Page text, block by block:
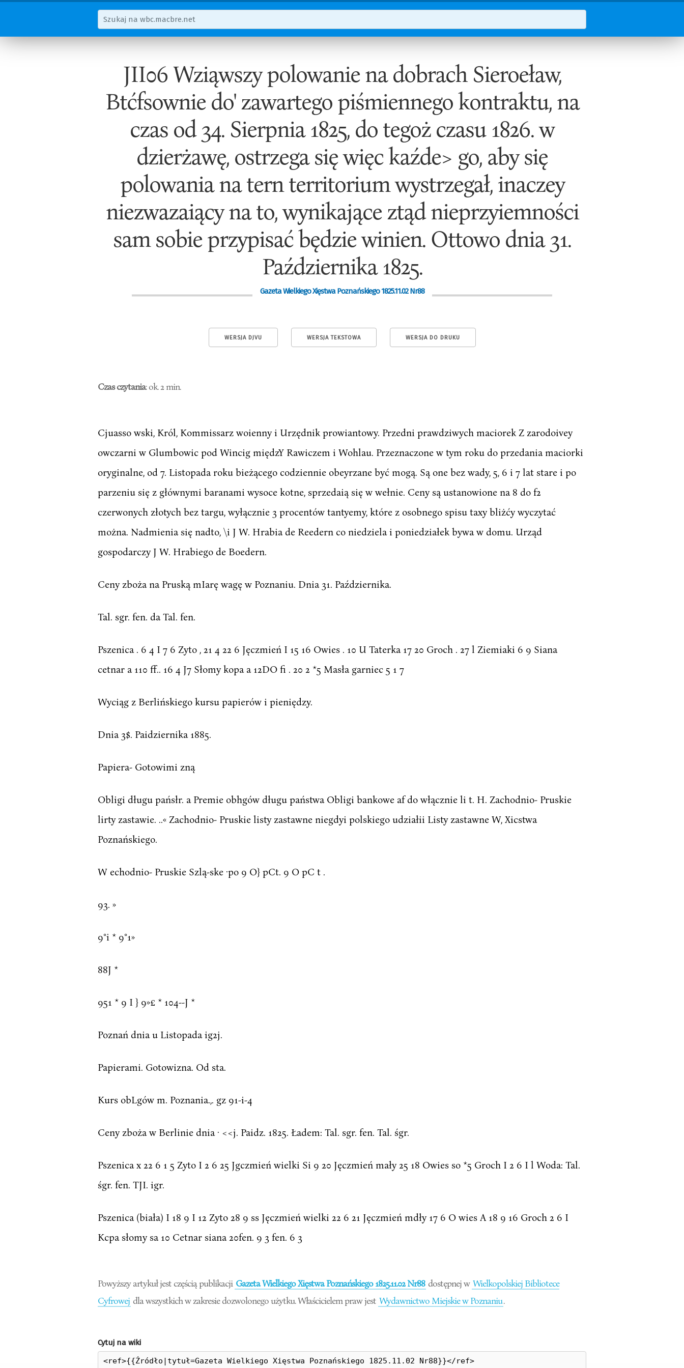
JII06 Wziąwszy polowanie na dobrach Sieroeław,
Btćfsownie do' zawartego piśmiennego kontraktu, na
czas od 34. Sierpnia 1825, do tegoż czasu 1826. w
dzierżawę, ostrzega się więc kaźde> go, aby się
polowania na tern territorium wystrzegał, inaczey
niezwazaiący na to, wynikające ztąd nieprzyiemności
sam sobie przypisać będzie winien. Ottowo dnia 31.
Października 1825.
Gazeta Wielkiego Xięstwa Poznańskiego 1825.11.02 Nr88
WERSJA DJVU WERSJA TEKSTOWA WERSJA DO DRUKU
Czas czytania: ok. 2 min.
Cjuasso wski, Król, Kommissarz woienny i Urzędnik prowiantowy. Przedni prawdziwych maciorek Z zarodoivey
owczarni w Glumbowic pod Wincig międzY Rawiczem i Wohlau. Przeznaczone w tym roku do przedania maciorki
oryginalne, od 7. Listopada roku bieżącego codziennie obeyrzane być mogą. Są one bez wady, 5, 6 i 7 lat stare i po
parzeniu się z głównymi baranami wysoce kotne, sprzedaią się w wełnie. Ceny są ustanowione na 8 do f2
czerwonych złotych bez targu, wyłącznie 3 procentów tantyemy, które z osobnego spisu taxy bliżćy wyczytać
można. Nadmienia się nadto, \i J W. Hrabia de Reedern co niedziela i poniedziałek bywa w domu. Urząd
gospodarczy J W. Hrabiego de Boedern.
Ceny zboża na Pruską mIarę wagę w Poznaniu. Dnia 31. Października.
Tal. sgr. fen. da Tal. fen.
Pszenica . 6 4 I 7 6 Zyto , 21 4 22 6 Jęczmień I 15 16 Owies . 10 U Taterka 17 20 Groch . 27 l Ziemiaki 6 9 Siana
cetnar a 110 ff.. 16 4 J7 Słomy kopa a 12DO fi . 20 2 *5 Masła garniec 5 1 7
Wyciąg z Berlińskiego kursu papierów i pieniędzy.
Dnia 3$. Paidziernika 1885.
Papiera- Gotowimi zną
Obligi długu pańsłr. a Premie obhgów długu państwa Obligi bankowe af do włącznie li t. H. Zachodnio- Pruskie
lirty zastawie. ..« Zachodnio- Pruskie listy zastawne niegdyi polskiego udziałii Listy zastawne W, Xicstwa
Poznańskiego.
W echodnio- Pruskie Szlą-ske ·po 9 O} pCt. 9 O pC t .
93. »
9°i * 9°1»
88J *
951 * 9 I } 9»£ * 104--J *
Poznań dnia u Listopada ig2j.
Papierami. Gotowizna. Od sta.
Kurs obLgów m. Poznania.,. gz 91-i-4
Ceny zboża w Berlinie dnia · <<j. Paidz. 1825. Ładem: Tal. sgr. fen. Tal. śgr.
Pszenica x 22 6 1 5 Zyto I 2 6 25 Jgczmień wielki Si 9 20 Jęczmień mały 25 18 Owies so *5 Groch I 2 6 I l Woda: Tal.
śgr. fen. TJI. igr.
Pszenica (biała) I 18 9 I 12 Zyto 28 9 ss Jęczmień wielki 22 6 21 Jęczmień mdły 17 6 O wies A 18 9 16 Groch 2 6 I
Kcpa słomy sa 10 Cetnar siana 20fen. 9 3 fen. 6 3
Powyższy artykuł jest częścią publikacji Gazeta Wielkiego Xięstwa Poznańskiego 1825.11.02 Nr88 dostępnej w Wielkopolskiej Bibliotece
Cyfrowej dla wszystkich w zakresie dozwolonego użytku. Właścicielem praw jest Wydawnictwo Miejskie w Poznaniu.
Cytuj na wiki